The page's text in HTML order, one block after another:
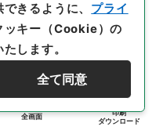
全画面
印刷
ダウンロード
きるように、 プライ
ッキー（Cookie）の
します。
全て同意